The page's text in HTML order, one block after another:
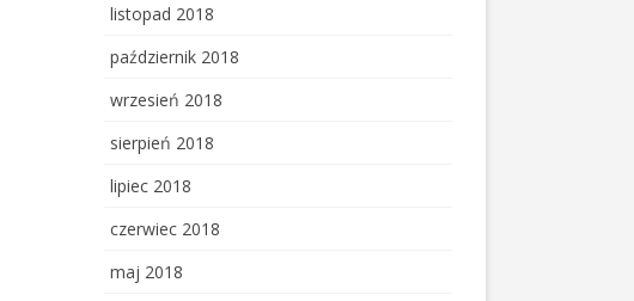
listopad 2018
październik 2018
wrzesień 2018
sierpień 2018
lipiec 2018
czerwiec 2018
maj 2018